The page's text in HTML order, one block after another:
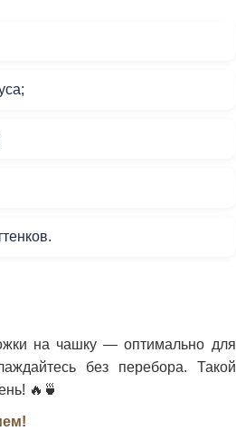
на чашку — оптимально для
без перебора. Такой
🔥🍵